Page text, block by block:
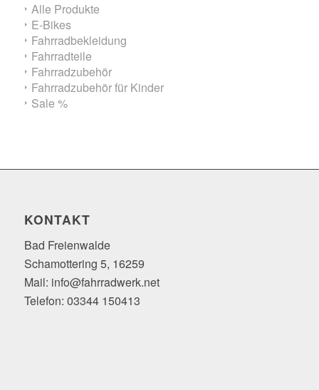
Alle Produkte
E-Bikes
Fahrradbekleidung
Fahrradteile
Fahrradzubehör
Fahrradzubehör für Kinder
Sale %
KONTAKT
Bad Freienwalde
Schamottering 5, 16259
Mail: info@fahrradwerk.net
Telefon: 03344 150413